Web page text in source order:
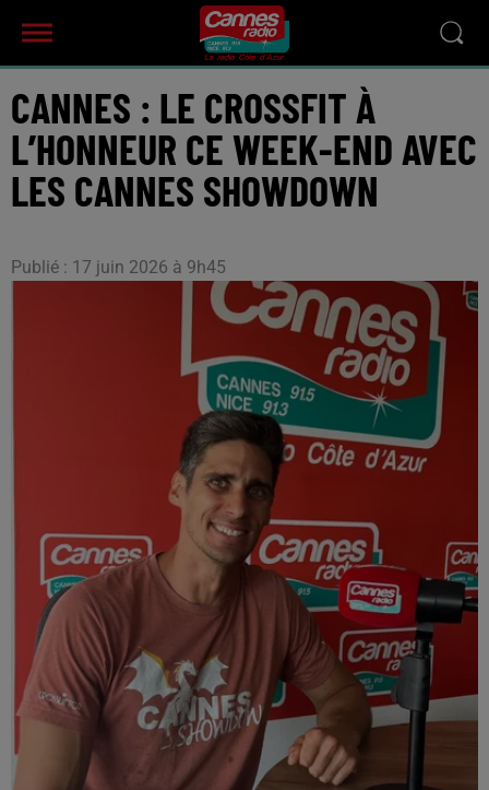
CANNES : LE CROSSFIT À
L’HONNEUR CE WEEK-END AVEC
LES CANNES SHOWDOWN
Publié : 17 juin 2026 à 9h45